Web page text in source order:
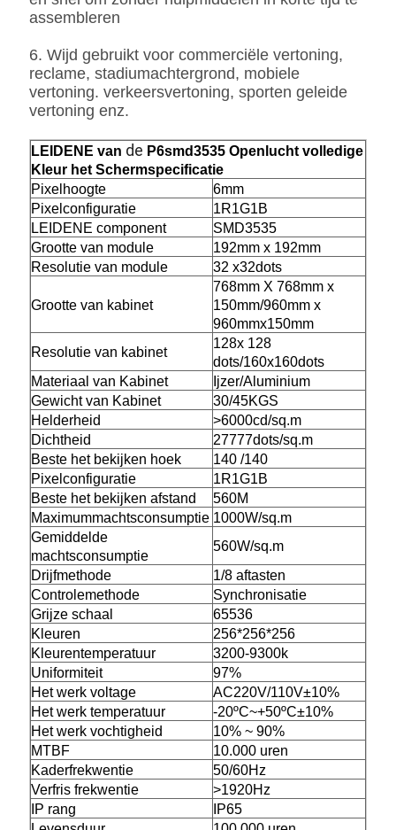
assembleren
6. Wijd gebruikt voor commerciële vertoning,
reclame, stadiumachtergrond, mobiele
vertoning. verkeersvertoning, sporten geleide
vertoning enz.
LEIDENE van de P6smd3535Openlucht volledige
Kleur het Schermspecificatie
Pixelhoogte
6mm
Pixelconfiguratie
1R1G1B
LEIDENE component
SMD3535
Grootte van module
192mmx 192mm
Resolutie van module
32 x32dots
Grootte van kabinet
768mm X 768mm x
150mm/960mmx
960mmx150mm
Resolutie van kabinet
128x 128
dots/160x160dots
Materiaal van Kabinet
Ijzer/Aluminium
Gewicht van Kabinet
30/45KGS
Helderheid
>6000cd/sq.m
Dichtheid
27777dots/sq.m
Beste het bekijken hoek
140 /140
Pixelconfiguratie
1R1G1B
Beste het bekijken afstand
560M
Maximummachtsconsumptie 1000W/sq.m
Gemiddelde
machtsconsumptie
560W/sq.m
Drijfmethode
1/8 aftasten
Controlemethode
Synchronisatie
Grijze schaal
65536
Kleuren
256*256*256
Kleurentemperatuur
3200-9300k
Uniformiteit
97%
Het werk voltage
AC220V/110V±10%
Het werk temperatuur
-20ºC~+50ºC±10%
Het werk vochtigheid
10%~90%
MTBF
10.000 uren
Kaderfrekwentie
50/60Hz
Verfris frekwentie
>1920Hz
IP rang
IP65